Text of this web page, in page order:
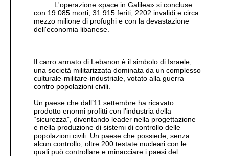
L'operazione «pace in Galilea» si concluse
con 19.085 morti, 31.915 feriti, 2202 invalidi e circa
mezzo milione di profughi e con la devastazione
dell'economia libanese.
Il carro armato di Lebanon è il simbolo di Israele,
una società militarizzata dominata da un complesso
culturale-militare-industriale, votato alla guerra
contro popolazioni civili.
Un paese che dall’11 settembre ha ricavato
prodotto enormi profitti con l’industria della
“sicurezza”, diventando leader nella progettazione
e nella produzione di sistemi di controllo delle
popolazioni civili. Un paese che possiede, senza
alcun controllo, oltre 200 testate nucleari con le
quali può controllare e minacciare i paesi del